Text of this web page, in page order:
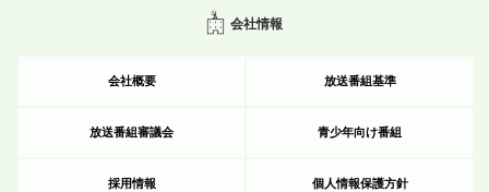
会社情報
会社概要 放送番組基準
放送番組審議会 青少年向け番組
採用情報 個人情報保護方針